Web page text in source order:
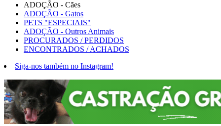
ADOÇÃO - Cães
ADOÇÃO - Gatos
PETS "ESPECIAIS"
ADOÇÃO - Outros Animais
PROCURADOS / PERDIDOS
ENCONTRADOS / ACHADOS
Siga-nos também no Instagram!